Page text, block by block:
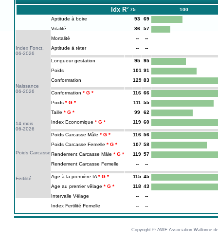
Idx R² 75 100
Index Fonct.
06-2026
Naissance
06-2026
14 mois
06-2026
Poids Carcasse
Fertilité
Aptitude à boire 93
69
Vitalité
86
57
Mortalité
--
--
Aptitude à téter
-- --
Longueur gestation 95
95
Poids
101 91
Conformation
129 83
Conformation 116 66
Poids
111
55
Taille
99
62
Index Economique
119 60
Poids Carcasse Mâle 116 56
Poids Carcasse Femelle
107 58
Rendement Carcasse Mâle
119 57
Rendement Carcasse Femelle
-- --
Age à la première IA 115 45
Age au premier vêlage
118 43
Intervalle Vêlage
--
--
Index Fertilité Femelle
-- --
Copyright © AWE Association Wallonne